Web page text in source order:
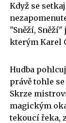
Když se
"Sněží,
kterým Karel
Hudba
právě tohle
Skrze
magickým
tekoucí řeka,